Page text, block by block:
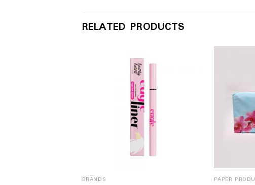
RELATED PRODUCTS
BRANDS PAPER